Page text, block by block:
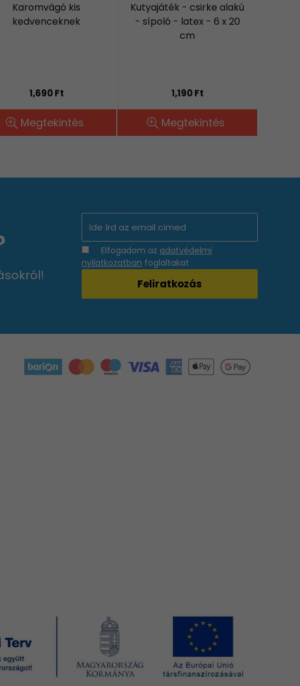
Karomvágó kis
kedvenceknek
1,690 Ft
Megtekintés
Kutyajáték - csirke alakú
- sípoló - latex - 6 x 20
cm
1,190 Ft
Megtekintés
Elfogadom az adatvédelmi
nyilatkozatban foglaltakat